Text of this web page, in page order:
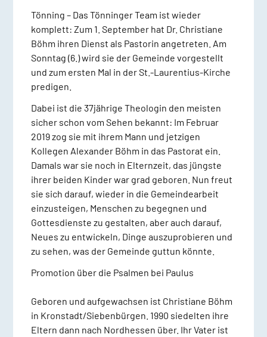
Tönning – Das Tönninger Team ist wieder
komplett: Zum 1. September hat Dr. Christiane
Böhm ihren Dienst als Pastorin angetreten. Am
Sonntag (6.) wird sie der Gemeinde vorgestellt
und zum ersten Mal in der St.-Laurentius-Kirche
predigen.
Dabei ist die 37jährige Theologin den meisten
sicher schon vom Sehen bekannt: Im Februar
2019 zog sie mit ihrem Mann und jetzigen
Kollegen Alexander Böhm in das Pastorat ein.
Damals war sie noch in Elternzeit, das jüngste
ihrer beiden Kinder war grad geboren. Nun freut
sie sich darauf, wieder in die Gemeindearbeit
einzusteigen, Menschen zu begegnen und
Gottesdienste zu gestalten, aber auch darauf,
Neues zu entwickeln, Dinge auszuprobieren und
zu sehen, was der Gemeinde guttun könnte.
Promotion über die Psalmen bei Paulus
Geboren und aufgewachsen ist Christiane Böhm
in Kronstadt/Siebenbürgen. 1990 siedelten ihre
Eltern dann nach Nordhessen über. Ihr Vater ist